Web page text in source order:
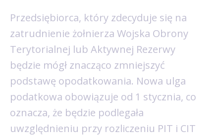
Przedsiębiorca, który zdecyduje się na
zatrudnienie żołnierza Wojska Obrony
Terytorialnej lub Aktywnej Rezerwy
będzie mógł znacząco zmniejszyć
podstawę opodatkowania. Nowa ulga
podatkowa obowiązuje od 1 stycznia, co
oznacza, że będzie podlegała
uwzględnieniu przy rozliczeniu PIT i CIT